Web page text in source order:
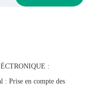
:
: Prise en compte des